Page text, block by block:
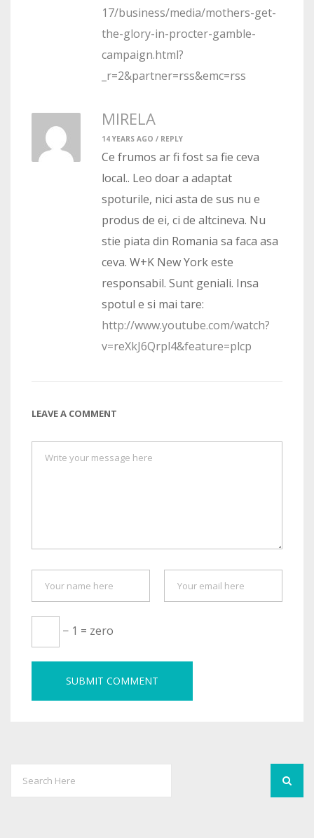
17/business/media/mothers-get-
the-glory-in-procter-gamble-
campaign.html?
_r=2&partner=rss&emc=rss
MIRELA
14 YEARS AGO / REPLY
Ce frumos ar fi fost sa fie ceva
local.. Leo doar a adaptat
spoturile, nici asta de sus nu e
produs de ei, ci de altcineva. Nu
stie piata din Romania sa faca asa
ceva. W+K New York este
responsabil. Sunt geniali. Insa
spotul e si mai tare:
http://www.youtube.com/watch?
v=reXkJ6Qrpl4&feature=plcp
LEAVE A COMMENT
− 1 = zero